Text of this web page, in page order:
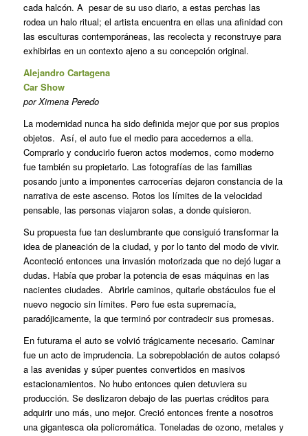
cada halcón. A pesar de su uso diario, a estas perchas las
rodea un halo ritual; el artista encuentra en ellas una afinidad con
las esculturas contemporáneas, las recolecta y reconstruye para
exhibirlas en un contexto ajeno a su concepción original.
Alejandro Cartagena
Car Show
por Ximena Peredo
La modernidad nunca ha sido definida mejor que por sus propios
objetos. Así, el auto fue el medio para accedernos a ella.
Comprarlo y conducirlo fueron actos modernos, como moderno
fue también su propietario. Las fotografías de las familias
posando junto a imponentes carrocerías dejaron constancia de la
narrativa de este ascenso. Rotos los límites de la velocidad
pensable, las personas viajaron solas, a donde quisieron.
Su propuesta fue tan deslumbrante que consiguió transformar la
idea de planeación de la ciudad, y por lo tanto del modo de vivir.
Aconteció entonces una invasión motorizada que no dejó lugar a
dudas. Había que probar la potencia de esas máquinas en las
nacientes ciudades. Abrirle caminos, quitarle obstáculos fue el
nuevo negocio sin límites. Pero fue esta supremacía,
paradójicamente, la que terminó por contradecir sus promesas.
En futurama el auto se volvió trágicamente necesario. Caminar
fue un acto de imprudencia. La sobrepoblación de autos colapsó
a las avenidas y súper puentes convertidos en masivos
estacionamientos. No hubo entonces quien detuviera su
producción. Se deslizaron debajo de las puertas créditos para
adquirir uno más, uno mejor. Creció entonces frente a nosotros
una gigantesca ola policromática. Toneladas de ozono, metales y